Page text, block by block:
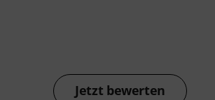
Jetzt bewerten